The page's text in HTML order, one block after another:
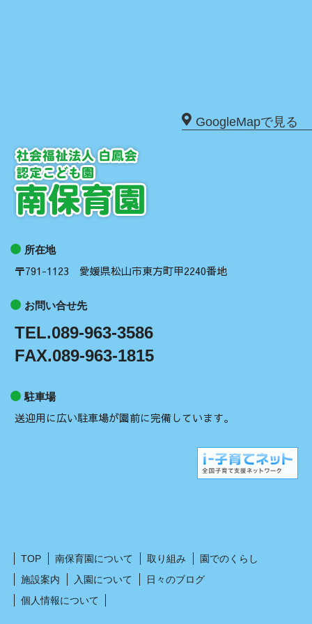
GoogleMapで見る
所在地
〒791-1123 愛媛県松山市東方町甲2240番地
お問い合せ先
TEL.089-963-3586
FAX.089-963-1815
駐車場
送迎用に広い駐車場が園前に完備しています。
TOP 南保育園について 取り組み
園でのくらし
施設案内
入園について
日々のブログ
個人情報について